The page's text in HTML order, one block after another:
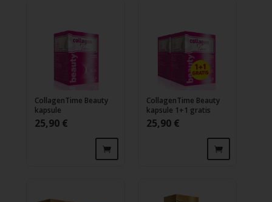
CollagenTime Beauty
kapsule
25,90 €
CollagenTime Beauty
kapsule 1+1 gratis
25,90 €